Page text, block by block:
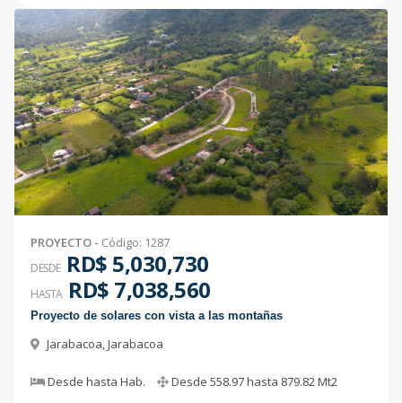
PROYECTO - Código: 1287
DESDE RD$ 5,030,730
HASTA RD$ 7,038,560
Proyecto de solares con vista a las montañas
Jarabacoa,Jarabacoa
Desde hasta Hab. Desde 558.97hasta 879.82Mt2